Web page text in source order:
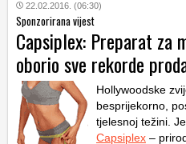
22.02.2016. (06:30)
Sponzorirana vijest
Capsiplex: Preparat za
oborio sve rekorde
Hollywoodske
besprijekorno,
tjelesnoj težini.
Capsiplex –